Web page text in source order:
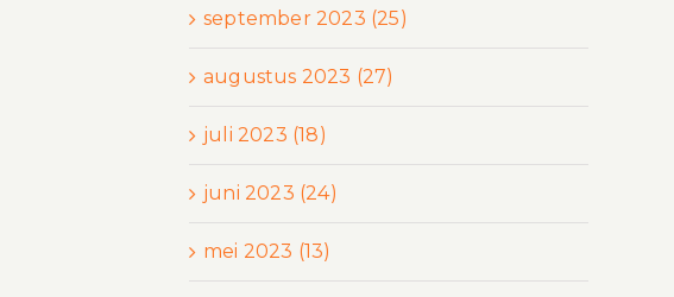
september 2023 (25)
augustus 2023 (27)
juli 2023 (18)
juni 2023 (24)
mei 2023 (13)